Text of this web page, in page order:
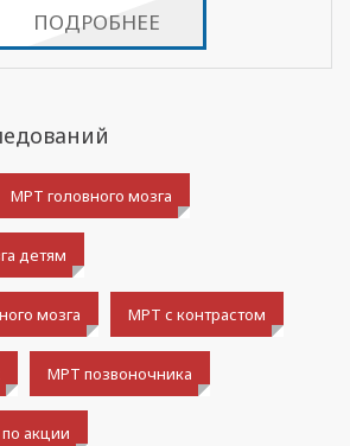
ПОДРОБНЕЕ
МРТ головного мозга
детям
мозга МРТ с контрастом
МРТ позвоночника
акции